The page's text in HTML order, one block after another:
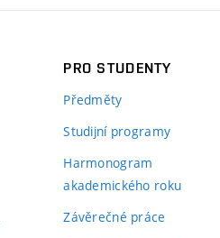
PRO STUDENTY
Předměty
Studijní programy
Harmonogram
akademického roku
Závěrečné práce